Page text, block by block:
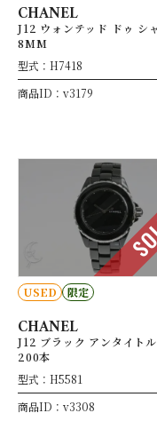
CHANEL
J12 ウォンテッド ドゥ シ
8MM
型式：H7418
商品ID：v3179
USED 限定
CHANEL
J12 ブラック アンタイト
200本
型式：H5581
商品ID：v3308